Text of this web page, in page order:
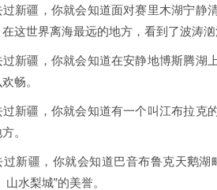
新疆，你就会知道面对赛里木湖宁静
这世界离海最远的地方，看到了波涛汹
新疆，你就会知道在安静地博斯腾湖
畅。
新疆，你就会知道有一个叫江布拉克
。
过新疆，你就会知道巴音布鲁克天鹅
山水梨城”的美誉。